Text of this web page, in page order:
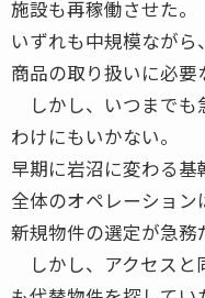
施設も再稼働させた。
いずれも中規模なが
商品の取り扱いに必要
しかし、いつまでも
わけにもいかない。
早期に岩沼に変わる
全体のオペレーション
新規物件の選定が急務
しかし、アクセスと